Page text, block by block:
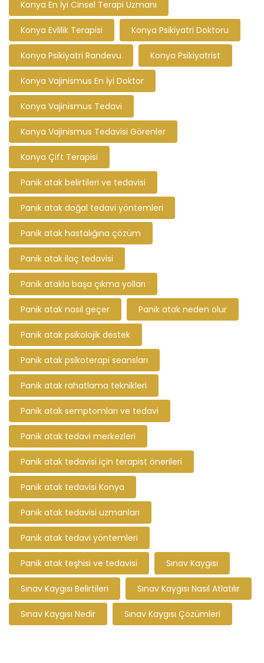
Konya En İyi Cinsel Terapi Uzmanı
Konya Evlilik Terapisi Konya Psikiyatri Doktoru
Konya Psikiyatri Randevu Konya Psikiyatrist
Konya Vajinismus En İyi Doktor
Konya Vajinismus Tedavi
Konya Vajinismus Tedavisi Görenler
Konya Çift Terapisi
Panik atak belirtileri ve tedavisi
Panik atak doğal tedavi yöntemleri
Panik atak hastalığına çözüm
Panik atak ilaç tedavisi
Panik atakla başa çıkma yolları
Panik atak nasıl geçer Panik atak neden olur
Panik atak psikolojik destek
Panik atak psikoterapi seansları
Panik atak rahatlama teknikleri
Panik atak semptomları ve tedavi
Panik atak tedavi merkezleri
Panik atak tedavisi için terapist önerileri
Panik atak tedavisi Konya
Panik atak tedavisi uzmanları
Panik atak tedavi yöntemleri
Panik atak teşhisi ve tedavisi Sınav Kaygısı
Sınav Kaygısı Belirtileri Sınav Kaygısı Nasıl Atlatılır
Sınav Kaygısı Nedir Sınav Kaygısı Çözümleri